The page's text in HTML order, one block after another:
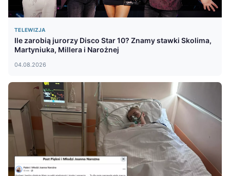
TELEWIZJA
Ile zarobią jurorzy Disco Star 10? Znamy stawki Skolima,
Martyniuka, Millera i Narożnej
04.08.2026